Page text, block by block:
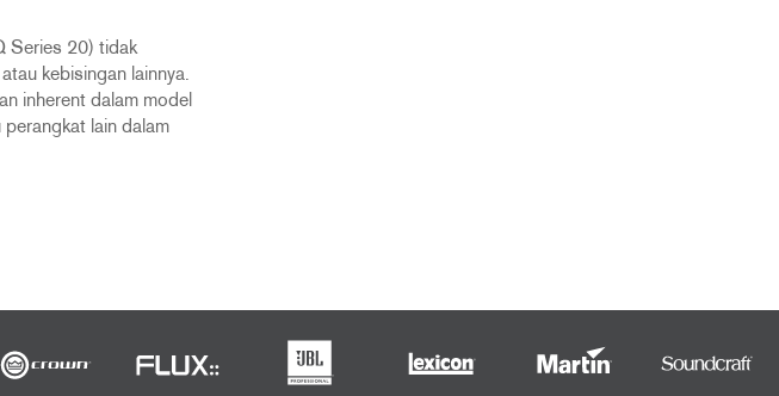
Series 20) tidak
kebisingan lainnya.
inherent dalam model
lain dalam